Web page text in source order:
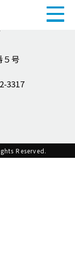
５号
3317
Reserved.